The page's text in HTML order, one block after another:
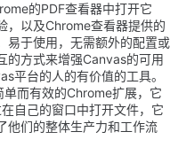
的PDF查看器中打开它
，以及Chrome查看器提供的
易于使用，无需额外的配置或
的方式来增强Canvas的可用
平台的人的有价值的工具。
而有效的Chrome扩展，它
自己的窗口中打开文件，它
他们的整体生产力和工作流